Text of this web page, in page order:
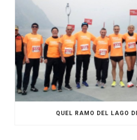
QUEL RAMO DEL LAGO